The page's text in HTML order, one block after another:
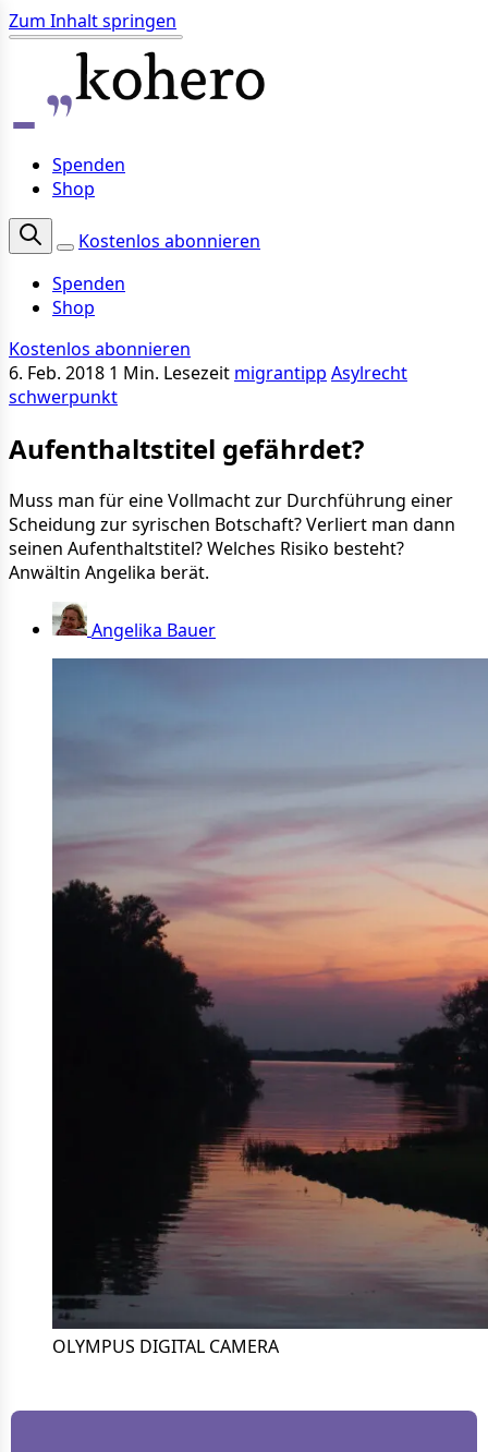
Zum Inhalt springen
Spenden
Shop
Kostenlos abonnieren
Spenden
Shop
Kostenlos abonnieren
6. Feb. 2018 1 Min. Lesezeit migrantipp Asylrecht
schwerpunkt
Aufenthaltstitel gefährdet?
Muss man für eine Vollmacht zur Durchführung einer
Scheidung zur syrischen Botschaft? Verliert man dann
seinen Aufenthaltstitel? Welches Risiko besteht?
Anwältin Angelika berät.
Angelika Bauer
OLYMPUS DIGITAL CAMERA